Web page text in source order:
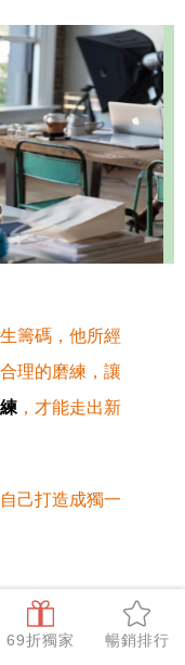
69折獨家 暢銷排行
籌碼，他所經
理的磨練，讓
，才能走出新
己打造成獨一
和所有台灣人